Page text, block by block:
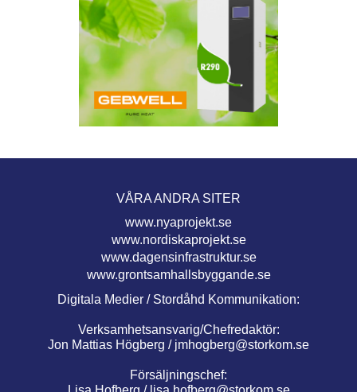
VÅRA ANDRA SITER
www.nyaprojekt.se
www.nordiskaprojekt.se
www.dagensinfrastruktur.se
www.grontsamhallsbyggande.se
Digitala Medier / Stordåhd Kommunikation:
Verksamhetsansvarig/Chefredaktör:
Jon Mattias Högberg / jmhogberg@storkom.se
Försäljningschef: